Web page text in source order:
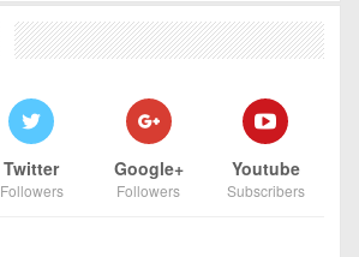
Twitter
Followers
Google+
Followers
Youtube
Subscribers